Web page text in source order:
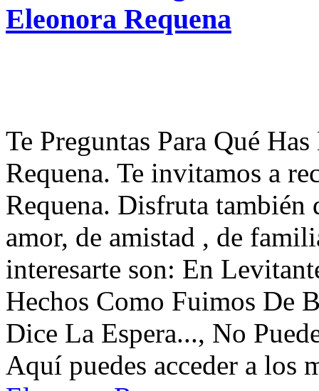
Eleonora Requena
Te Preguntas Para Qué
Requena. Te invitamos a
Requena. Disfruta también
amor, de amistad , de
interesarte son: En
Hechos Como Fuimos De
Dice La Espera..., No
Aquí puedes acceder a los